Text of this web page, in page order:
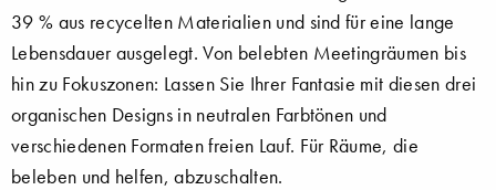
39 % aus recycelten Materialien und sind für eine lange
Lebensdauer ausgelegt. Von belebten Meetingräumen bis
hin zu Fokuszonen: Lassen Sie Ihrer Fantasie mit diesen drei
organischen Designs in neutralen Farbtönen und
verschiedenen Formaten freien Lauf. Für Räume, die
beleben und helfen, abzuschalten.